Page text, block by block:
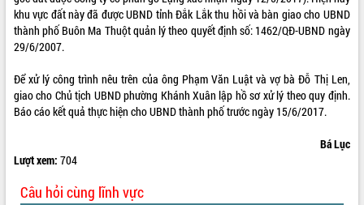
tháng 7/2026
Lễ truy tặng danh hiệu “Bà Mẹ Việt
Nam Anh hùng” và trao Huân chương
UBND tỉnh Đắk Lắk triển khai nhiệm
vụ 6 tháng cuối năm 2026
Kỳ họp thứ Hai, Hội đồng nhân dân
Bí thư Tỉnh ủy Lương Nguyễn Minh
Triết thăm, tặng quà người có công với
ALBUM ẢNH
khu vực đất này đã được UBND tỉnh Đắk Lắk thu hồi và bàn giao cho UBND
thành phố Buôn Ma Thuột quản lý theo quyết định số: 1462/QĐ-UBND ngày
29/6/2007.
Để xử lý công trình nêu trên của ông Phạm Văn Luật và vợ bà Đỗ Thị Len,
giao cho Chủ tịch UBND phường Khánh Xuân lập hồ sơ xử lý theo quy định.
Báo cáo kết quả thực hiện cho UBND thành phố trước ngày 15/6/2017.
Bá Lục
Lượt xem: 704
Câu hỏi cùng lĩnh vực